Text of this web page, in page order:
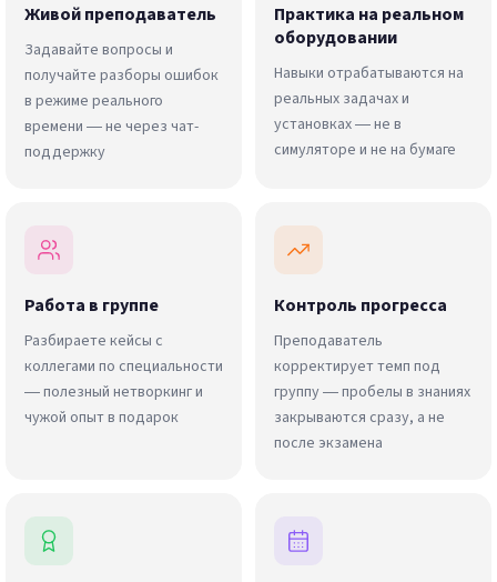
Живой преподаватель
Задавайте вопросы и
получайте разборы ошибок
в режиме реального
времени — не через чат-
поддержку
Практика на реальном
оборудовании
Навыки отрабатываются на
реальных задачах и
установках — не в
симуляторе и не на бумаге
Работа в группе
Разбираете кейсы с
коллегами по специальности
— полезный нетворкинг и
чужой опыт в подарок
Контроль прогресса
Преподаватель
корректирует темп под
группу — пробелы в знаниях
закрываются сразу, а не
после экзамена